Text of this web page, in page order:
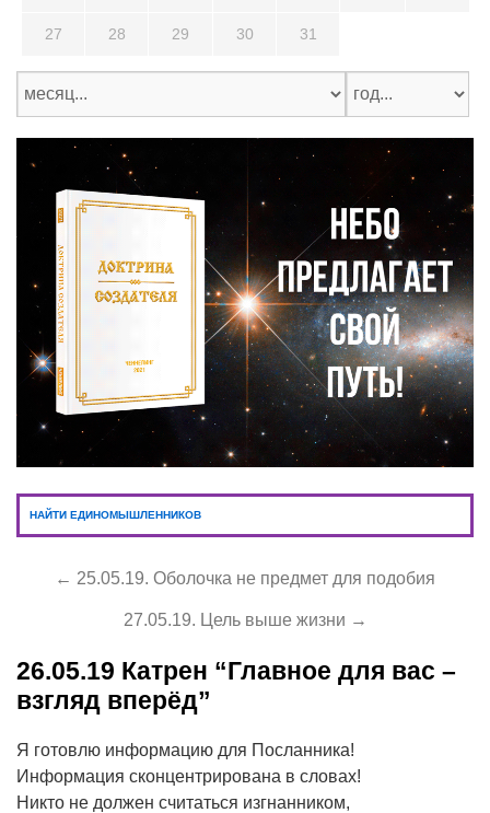
27 28 29 30 31
НАЙТИ ЕДИНОМЫШЛЕННИКОВ
← 25.05.19. Оболочка не предмет для подобия
27.05.19. Цель выше жизни →
26.05.19 Катрен “Главное для вас –
взгляд вперёд”
Я готовлю информацию для Посланника!
Информация сконцентрирована в словах!
Никто не должен считаться изгнанником,